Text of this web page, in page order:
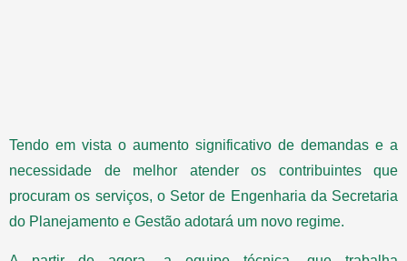
Tendo em vista o aumento significativo de demandas e a
necessidade de melhor atender os contribuintes que
procuram os serviços, o Setor de Engenharia da Secretaria
do Planejamento e Gestão adotará um novo regime.